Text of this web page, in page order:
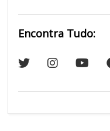
Encontra Tudo: